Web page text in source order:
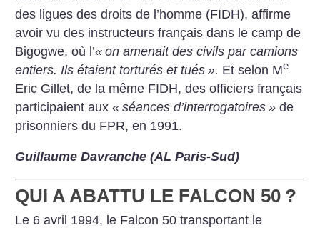
des ligues des droits de l’homme (FIDH), affirme
avoir vu des instructeurs français dans le camp de
Bigogwe, où l’« on amenait des civils par camions
entiers. Ils étaient torturés et tués ». Et selon Me
Eric Gillet, de la même FIDH, des officiers français
participaient aux« séances d’interrogatoires » de
prisonniers du FPR, en 1991.
Guillaume Davranche (AL Paris-Sud)
QUI A ABATTU LE FALCON 50 ?
Le 6 avril 1994, le Falcon 50 transportant le